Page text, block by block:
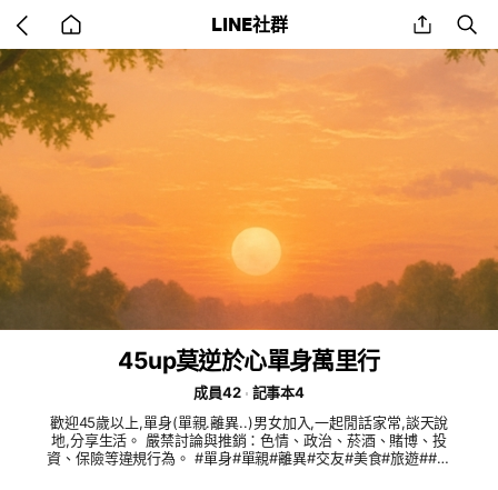
back
to
home
LINE社群 share
45up莫逆於心單身萬里行
成員42
記事本4
歡迎45歲以上,單身(單親.離異..)男女加入,一起閒話家常,談天說
地,分享生活。 嚴禁討論與推銷：色情、政治、菸酒、賭博、投
資、保險等違規行為。 #單身#單親#離異#交友#美食#旅遊##聊